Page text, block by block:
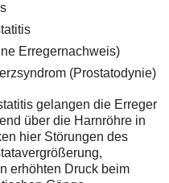
Erregernachweis)
(Prostatodynie)
gelangen die Erreger
über die Harnröhre in
hier Störungen des
erhöhten Druck beim